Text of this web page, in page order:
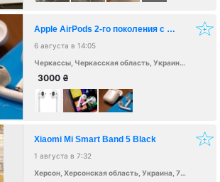
Apple AirPods 2-го поколения с футляром для беспроводной зарядки
6 августа в 14:05
Черкассы, Черкасская область, Украина, 18000
3000 ₴
Xiaomi Mi Smart Band 5 Black
1 августа в 7:32
Херсон, Херсонская область, Украина, 73000